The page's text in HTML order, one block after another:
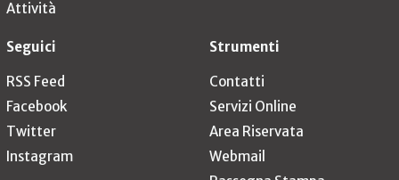
Attività
Seguici
RSS Feed
Facebook
Twitter
Instagram
Strumenti
Contatti
Servizi Online
Area Riservata
Webmail